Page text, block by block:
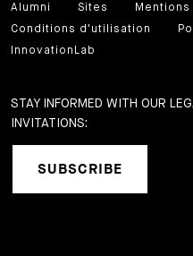
Alumni Sites
Conditions d'utilisation
InnovationLab
STAY INFORMED WITH OUR
INVITATIONS:
SUBSCRIBE